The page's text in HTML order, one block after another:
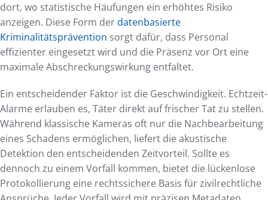
dort, wo statistische Häufungen ein erhöhtes Risiko
anzeigen. Diese Form derdatenbasierte
Kriminalitätsprävention sorgt dafür, dass Personal
effizienter eingesetzt wird und die Präsenz vor Ort eine
maximale Abschreckungswirkung entfaltet.
Ein entscheidender Faktor ist die Geschwindigkeit. Echtzeit-
Alarme erlauben es, Täter direkt auf frischer Tat zu stellen.
Während klassische Kameras oft nur die Nachbearbeitung
eines Schadens ermöglichen, liefert die akustische
Detektion den entscheidenden Zeitvorteil. Sollte es
dennoch zu einem Vorfall kommen, bietet die lückenlose
Protokollierung eine rechtssichere Basis für zivilrechtliche